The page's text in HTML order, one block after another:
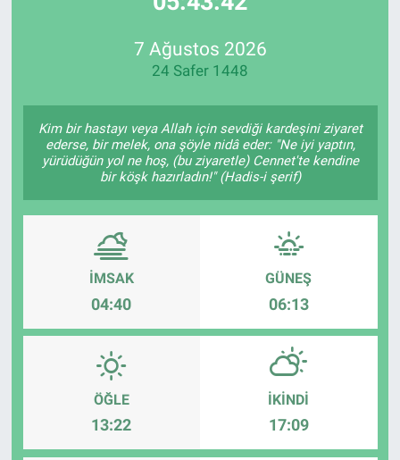
7 Ağustos 2026
24 Safer 1448
Kim bir hastayı veya Allah için sevdiği kardeşini ziyaret
ederse, bir melek, ona şöyle nidâ eder: "Ne iyi yaptın,
yürüdüğün yol ne hoş, (bu ziyaretle) Cennet'te kendine
bir köşk hazırladın!" (Hadis-i şerif)
İMSAK
04:40
GÜNEŞ
06:13
ÖĞLE
13:22
İKINDI
17:09
Özel Haberler
Kadın
Erişim Bilgileri
Sağlık
Teknoloji
Ramazan